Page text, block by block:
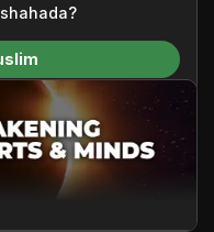
of the Most High, and all
the heavens and the